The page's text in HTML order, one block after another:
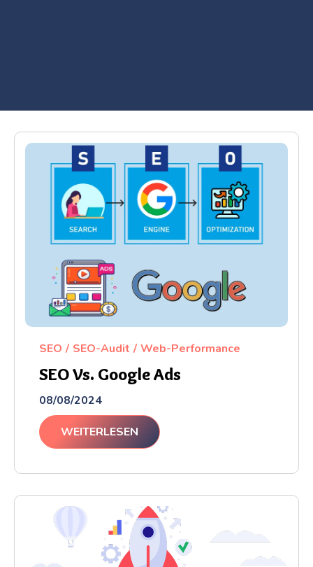
SEO Vs. Google Ads
08/08/2024
SEO SEO-Audit Web-Performance
WEITERLESEN